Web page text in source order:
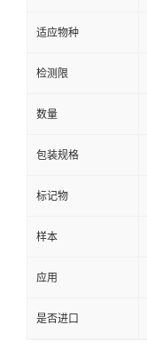
适应物种
检测限
数量
包装规格
标记物
样本
应用
是否进口